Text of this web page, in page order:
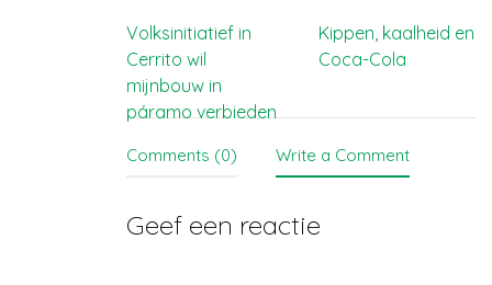
Cumbre de los…Bericht
navigatie
Volksinitiatief in
Cerrito wil
mijnbouw in
páramo verbieden
Kippen, kaalheid en
Coca-Cola
Comments (0) Write a Comment
Geef een reactie